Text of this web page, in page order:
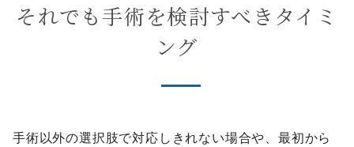
それでも手術を検討すべきタイミ
ング
手術以外の選択肢で対応しきれない場合や、最初から